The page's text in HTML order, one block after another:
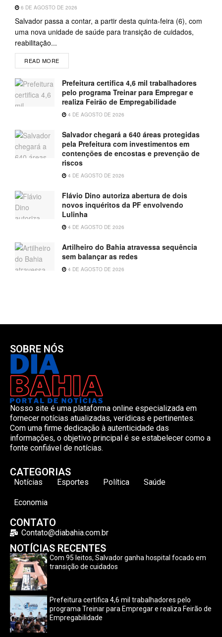
6 DE AGOSTO DE 2026
Salvador passa a contar, a partir desta quinta-feira (6), com
uma nova unidade de saúde para transição de cuidados,
reabilitação...
READ MORE
Prefeitura certifica 4,6 mil trabalhadores
pelo programa Treinar para Empregar e
realiza Feirão de Empregabilidade
4 DE AGOSTO DE 2026
Salvador chegará a 640 áreas protegidas
pela Prefeitura com investimentos em
contenções de encostas e prevenção de
riscos
4 DE AGOSTO DE 2026
Flávio Dino autoriza abertura de dois
novos inquéritos da PF envolvendo
Lulinha
4 DE AGOSTO DE 2026
Artilheiro do Bahia atravessa sequência
sem balançar as redes
4 DE AGOSTO DE 2026
SOBRE NÓS
Nosso site é uma plataforma online especializada em
fornecer notícias atualizadas, verídicas e pertinentes.
Com uma firme dedicação à autenticidade das
informações, o objetivo principal é se estabelecer como a
fonte confiável de notícias.
CATEGORIAS
Notícias Esportes Política Saúde
Economia
CONTATO
Contato@diabahia.com.br
NOTÍCIAS RECENTES
Com 95 leitos, Salvador ganha hospital focado em
transição de cuidados
Prefeitura certifica 4,6 mil trabalhadores pelo
programa Treinar para Empregar e realiza Feirão de
Empregabilidade